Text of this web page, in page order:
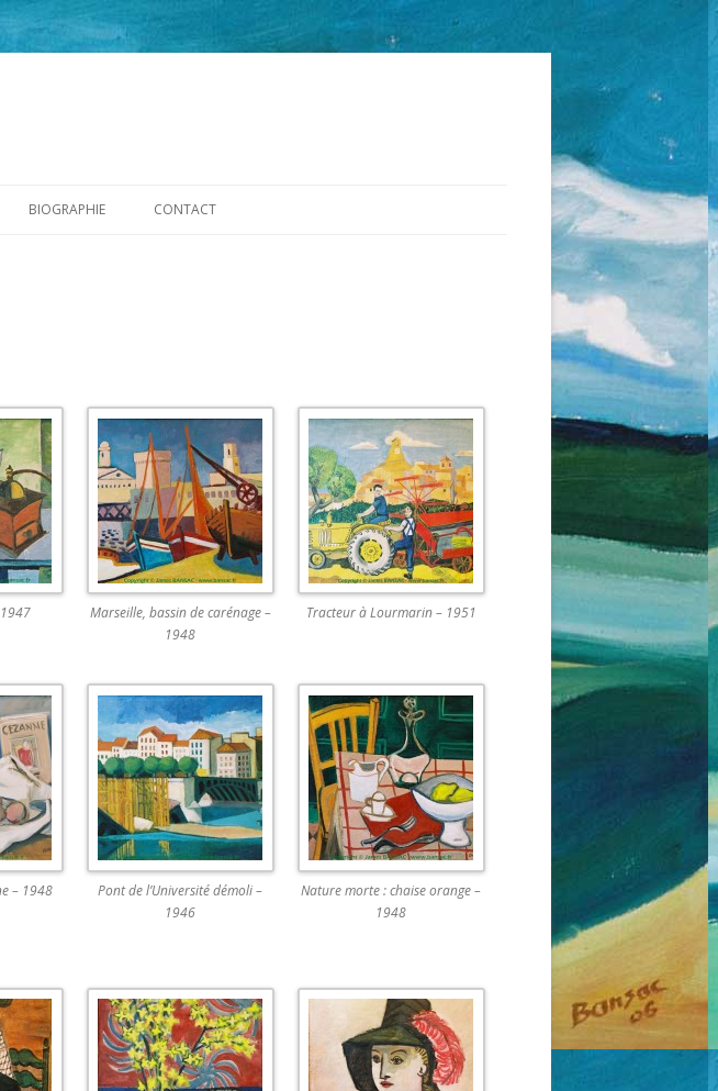
BIOGRAPHIE CONTACT
Marseille, bassin de carénage –
1948
Tracteur à Lourmarin – 1951
– 1948
Pont de l’Université démoli –
1946
Nature morte : chaise orange –
1948